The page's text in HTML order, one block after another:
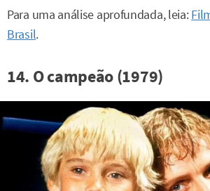
Para uma análise aprofundada, leia:
Brasil.
14. O campeão (1979)